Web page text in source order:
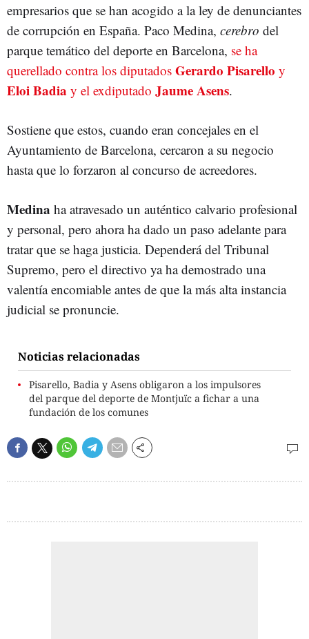
empresarios que se han acogido a la ley de denunciantes
de corrupción en España. Paco Medina, cerebro del
parque temático del deporte en Barcelona, se ha
querellado contra los diputados Gerardo Pisarello y
Eloi Badia y el exdiputado Jaume Asens.
Sostiene que estos, cuando eran concejales en el
Ayuntamiento de Barcelona, cercaron a su negocio
hasta que lo forzaron al concurso de acreedores.
Medina ha atravesado un auténtico calvario profesional
y personal, pero ahora ha dado un paso adelante para
tratar que se haga justicia. Dependerá del Tribunal
Supremo, pero el directivo ya ha demostrado una
valentía encomiable antes de que la más alta instancia
judicial se pronuncie.
Noticias relacionadas
Pisarello, Badia y Asens obligaron a los impulsores
del parque del deporte de Montjuïc a fichar a una
fundación de los comunes